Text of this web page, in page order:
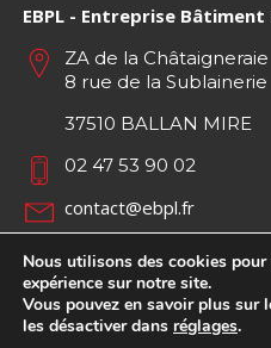
EBPL - Entreprise Bâtiment
ZA de la Châtaigneraie
8 rue de la Sublainerie
37510 BALLAN MIRE
02 47 53 90 02
contact@ebpl.fr
© 2020 EBPL - Entreprise
Nous utilisons des cookies
expérience sur notre site.
Vous pouvez en savoir plus sur
les désactiver dans réglages.